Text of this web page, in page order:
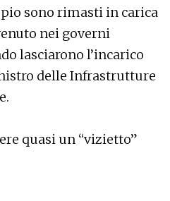
sono rimasti in carica
nei governi
lasciarono l’incarico
delle Infrastrutture
quasi un “vizietto”